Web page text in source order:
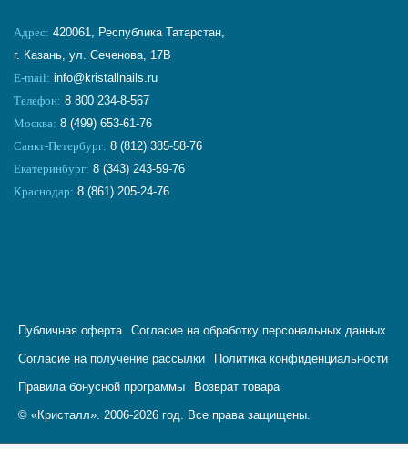
Адрес: 420061, Республика Татарстан,
г. Казань, ул. Сеченова, 17В
E-mail: info@kristallnails.ru
Телефон: 8 800 234-8-567
Москва: 8 (499) 653-61-76
Санкт-Петербург: 8 (812) 385-58-76
Екатеринбург: 8 (343) 243-59-76
Краснодар: 8 (861) 205-24-76
© «Кристалл». 2006-2026 год. Все права защищены.
Публичная оферта Согласие на обработку персональных данных
Согласие на получение рассылки Политика конфиденциальности
Правила бонусной программы Возврат товара